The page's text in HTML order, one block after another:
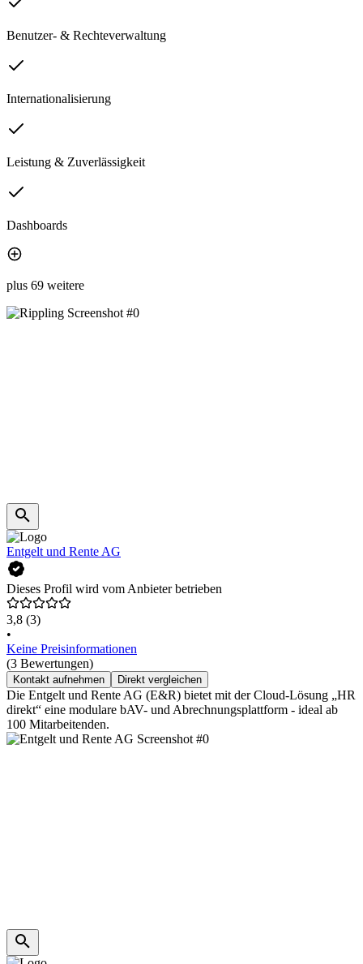
Benutzer- & Rechteverwaltung
Internationalisierung
Leistung & Zuverlässigkeit
Dashboards
plus 69 weitere
Entgelt und Rente AG
Dieses Profil wird vom Anbieter betrieben
3,8 (3)
•
Keine Preisinformationen
(3 Bewertungen)
Kontakt aufnehmen Direkt vergleichen
Die Entgelt und Rente AG (E&R) bietet mit der Cloud-Lösung „HR
direkt“ eine modulare bAV- und Abrechnungsplattform - ideal ab
100 Mitarbeitenden.